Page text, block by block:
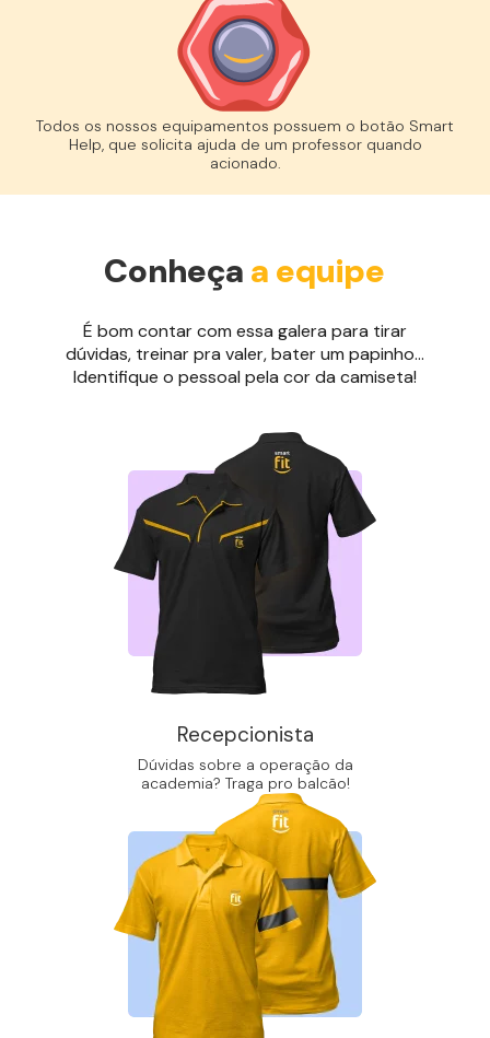
Todos os nossos equipamentos possuem o botão Smart
Help, que solicita ajuda de um professor quando
acionado.
Conheça a equipe
É bom contar com essa galera para tirar
dúvidas, treinar pra valer, bater um papinho...
Identifique o pessoal pela cor da camiseta!
Recepcionista
Dúvidas sobre a operação da
academia? Traga pro balcão!